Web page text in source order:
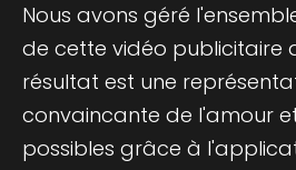
Nous avons géré
de cette vidéo publicitaire
résultat est une
convaincante de l'amour
possibles grâce à